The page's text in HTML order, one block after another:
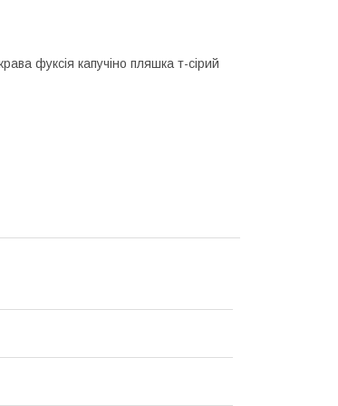
фуксія капучіно пляшка т-сірий